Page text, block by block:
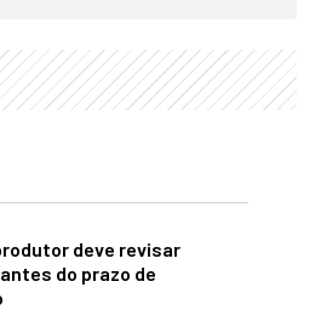
deve revisar
do prazo de